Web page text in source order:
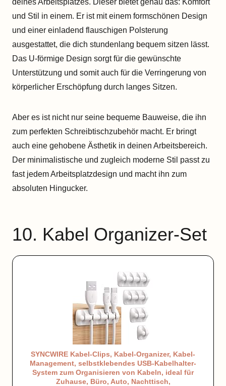
deines Arbeitsplatzes. Dieser bietet genau das: Komfort
und Stil in einem. Er ist mit einem formschönen Design
und einer einladend flauschigen Polsterung
ausgestattet, die dich stundenlang bequem sitzen lässt.
Das U-förmige Design sorgt für die gewünschte
Unterstützung und somit auch für die Verringerung von
körperlicher Erschöpfung durch langes Sitzen.
Aber es ist nicht nur seine bequeme Bauweise, die ihn
zum perfekten Schreibtischzubehör macht. Er bringt
auch eine gehobene Ästhetik in deinen Arbeitsbereich.
Der minimalistische und zugleich moderne Stil passt zu
fast jedem Arbeitsplatzdesign und macht ihn zum
absoluten Hingucker.
10. Kabel Organizer-Set
SYNCWIRE Kabel-Clips, Kabel-Organizer, Kabel-
Management, selbstklebendes USB-Kabelhalter-
System zum Organisieren von Kabeln, ideal für
Zuhause, Büro, Auto, Nachttisch,